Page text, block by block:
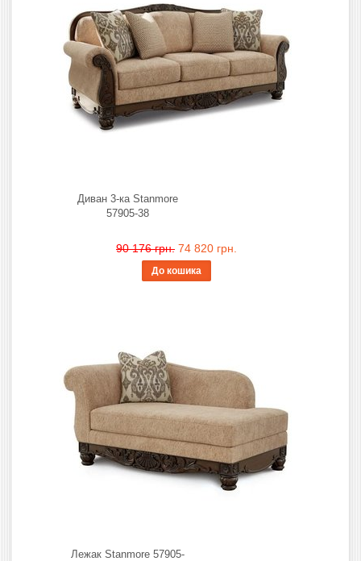
Диван 3-ка Stanmore
57905-38
90 176 грн. 74 820 грн.
До кошика
Лежак Stanmore 57905-